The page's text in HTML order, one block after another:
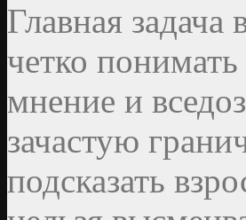
Главная
четко
мнение и
зачастую
подсказать